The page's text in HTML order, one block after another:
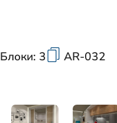
Блоки: 3 AR-032